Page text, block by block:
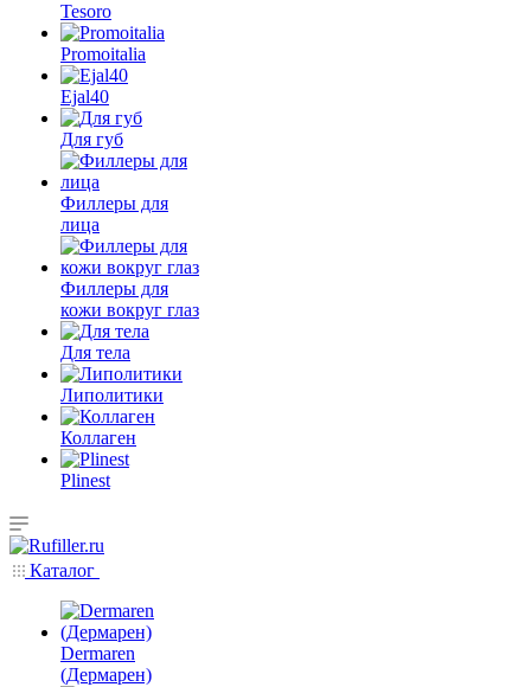
Tesoro
Promoitalia
Ejal40
Для губ
Филлеры для
лица
Филлеры для
кожи вокруг глаз
Для тела
Липолитики
Коллаген
Plinest
Каталог
Dermaren
(Дермарен)